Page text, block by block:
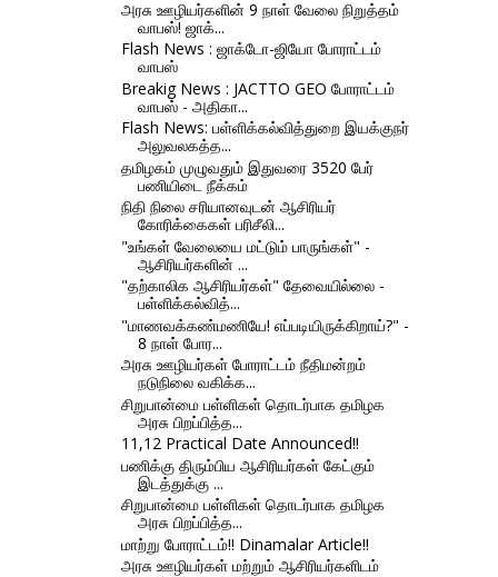
அரசு ஊழியர்களின் 9 நாள் வேலை நிறுத்தம்
வாபஸ்! ஜாக்...
Flash News : ஜாக்டோ-ஜியோ போராட்டம்
வாபஸ்
Breakig News : JACTTO GEO போராட்டம்
வாபஸ் - அதிகா...
Flash News: பள்ளிக்கல்வித்துறை இயக்குநர்
அலுவலகத்த...
தமிழகம் முழுவதும் இதுவரை 3520 பேர்
பணியிடை நீக்கம்
நிதி நிலை சரியானவுடன் ஆசிரியர்
கோரிக்கைகள் பரிசீலி...
"உங்கள் வேலையை மட்டும் பாருங்கள்" -
ஆசிரியர்களின் ...
"தற்காலிக ஆசிரியர்கள்" தேவையில்லை -
பள்ளிக்கல்வித்...
"மாணவக்கண்மணியே! எப்படியிருக்கிறாய்?" -
8 நாள் போர...
அரசு ஊழியர்கள் போராட்டம் நீதிமன்றம்
நடுநிலை வகிக்க...
சிறுபான்மை பள்ளிகள் தொடர்பாக தமிழக
அரசு பிறப்பித்த...
11,12 Practical Date Announced!!
பணிக்கு திரும்பிய ஆசிரியர்கள் கேட்கும்
இடத்துக்கு ...
சிறுபான்மை பள்ளிகள் தொடர்பாக தமிழக
அரசு பிறப்பித்த...
மாற்று போராட்டம்!! Dinamalar Article!!
அரசு ஊழியர்கள் மற்றும் ஆசிரியர்களிடம்